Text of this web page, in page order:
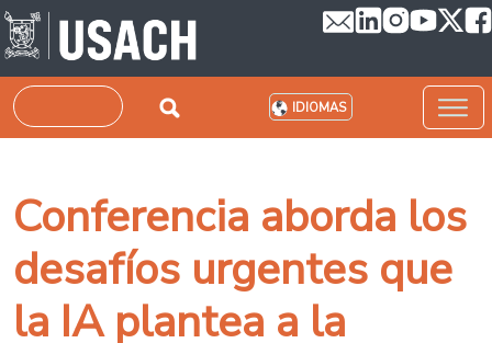
Pasar al contenido principal
Buscar IDIOMAS
Conferencia aborda los
desafíos urgentes que
la IA plantea a la